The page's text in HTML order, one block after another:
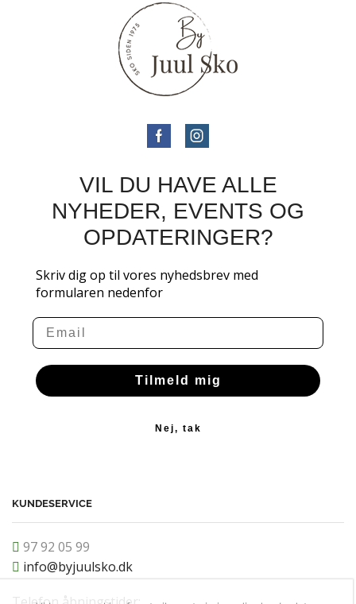
VIL DU HAVE ALLE
NYHEDER, EVENTS OG
OPDATERINGER?
Skriv dig op til vores nyhedsbrev med
formularen nedenfor
Email
Tilmeld mig
Nej, tak
KUNDESERVICE
97 92 05 99
info@byjuulsko.dk